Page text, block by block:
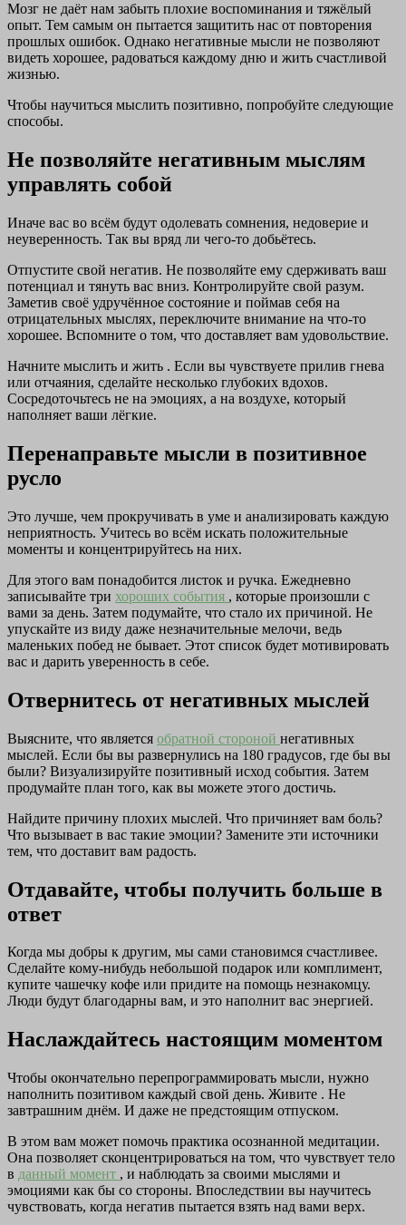
Мозг не даёт нам забыть плохие воспоминания и тяжёлый
опыт. Тем самым он пытается защитить нас от повторения
прошлых ошибок. Однако негативные мысли не позволяют
видеть хорошее, радоваться каждому дню и жить счастливой
жизнью.
Чтобы научиться мыслить позитивно, попробуйте следующие
способы.
Не позволяйте негативным мыслям
управлять собой
Иначе вас во всём будут одолевать сомнения, недоверие и
неуверенность. Так вы вряд ли чего-то добьётесь.
Отпустите свой негатив. Не позволяйте ему сдерживать ваш
потенциал и тянуть вас вниз. Контролируйте свой разум.
Заметив своё удручённое состояние и поймав себя на
отрицательных мыслях, переключите внимание на что-то
хорошее. Вспомните о том, что доставляет вам удовольствие.
Начните мыслить и жить . Если вы чувствуете прилив гнева
или отчаяния, сделайте несколько глубоких вдохов.
Сосредоточьтесь не на эмоциях, а на воздухе, который
наполняет ваши лёгкие.
Перенаправьте мысли в позитивное
русло
Это лучше, чем прокручивать в уме и анализировать каждую
неприятность. Учитесь во всём искать положительные
моменты и концентрируйтесь на них.
Для этого вам понадобится листок и ручка. Ежедневно
записывайте три хороших события , которые произошли с
вами за день. Затем подумайте, что стало их причиной. Не
упускайте из виду даже незначительные мелочи, ведь
маленьких побед не бывает. Этот список будет мотивировать
вас и дарить уверенность в себе.
Отвернитесь от негативных мыслей
Выясните, что является обратной стороной негативных
мыслей. Если бы вы развернулись на 180 градусов, где бы вы
были? Визуализируйте позитивный исход события. Затем
продумайте план того, как вы можете этого достичь.
Найдите причину плохих мыслей. Что причиняет вам боль?
Что вызывает в вас такие эмоции? Замените эти источники
тем, что доставит вам радость.
Отдавайте, чтобы получить больше в
ответ
Когда мы добры к другим, мы сами становимся счастливее.
Сделайте кому-нибудь небольшой подарок или комплимент,
купите чашечку кофе или придите на помощь незнакомцу.
Люди будут благодарны вам, и это наполнит вас энергией.
Наслаждайтесь настоящим моментом
Чтобы окончательно перепрограммировать мысли, нужно
наполнить позитивом каждый свой день. Живите . Не
завтрашним днём. И даже не предстоящим отпуском.
В этом вам может помочь практика осознанной медитации.
Она позволяет сконцентрироваться на том, что чувствует тело
в данный момент , и наблюдать за своими мыслями и
эмоциями как бы со стороны. Впоследствии вы научитесь
чувствовать, когда негатив пытается взять над вами верх.